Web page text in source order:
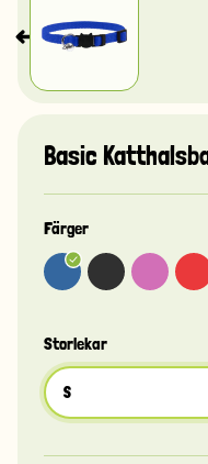
Basic
Färger
Storlekar
S